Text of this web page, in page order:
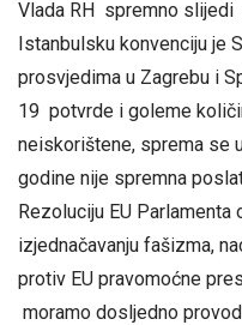
Vlada RH spremno slijedi
Istanbulsku konvenciju je
prosvjedima u Zagrebu i
19 potvrde i goleme
neiskorištene, sprema se
godine nije spremna
Rezoluciju EU
izjednačavanju fašizma,
protiv EU pravomoćne
moramo dosljedno